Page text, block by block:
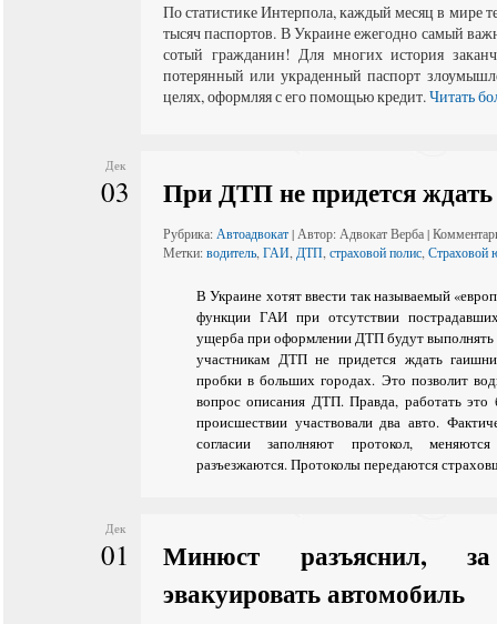
По статистике Интерпола, каждый месяц в мире
тысяч паспортов. В Украине ежегодно самый
сотый гражданин! Для многих история
потерянный или украденный паспорт
целях, оформляя с его помощью кредит.Читать
Дек
03 При ДТП не придется
Рубрика: Автоадвокат| Автор: Адвокат Верба |
Метки: водитель ГАИ ДТП страховой полис Страховой
В Украине хотят ввести так называемый
функции ГАИ при отсутствии
ущерба при оформлении ДТП будут выполнять
участникам ДТП не придется ждать
пробки в больших городах. Это позволит
вопрос описания ДТП. Правда, работать это
происшествии участвовали два авто.
согласии заполняют протокол,
разъезжаются. Протоколы передаются
Дек
01
Минюст разъяснил,
эвакуировать автомобиль